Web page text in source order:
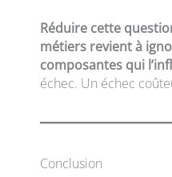
Réduire cette
métiers revient à
composantes qui
échec. Un échec
Conclusion